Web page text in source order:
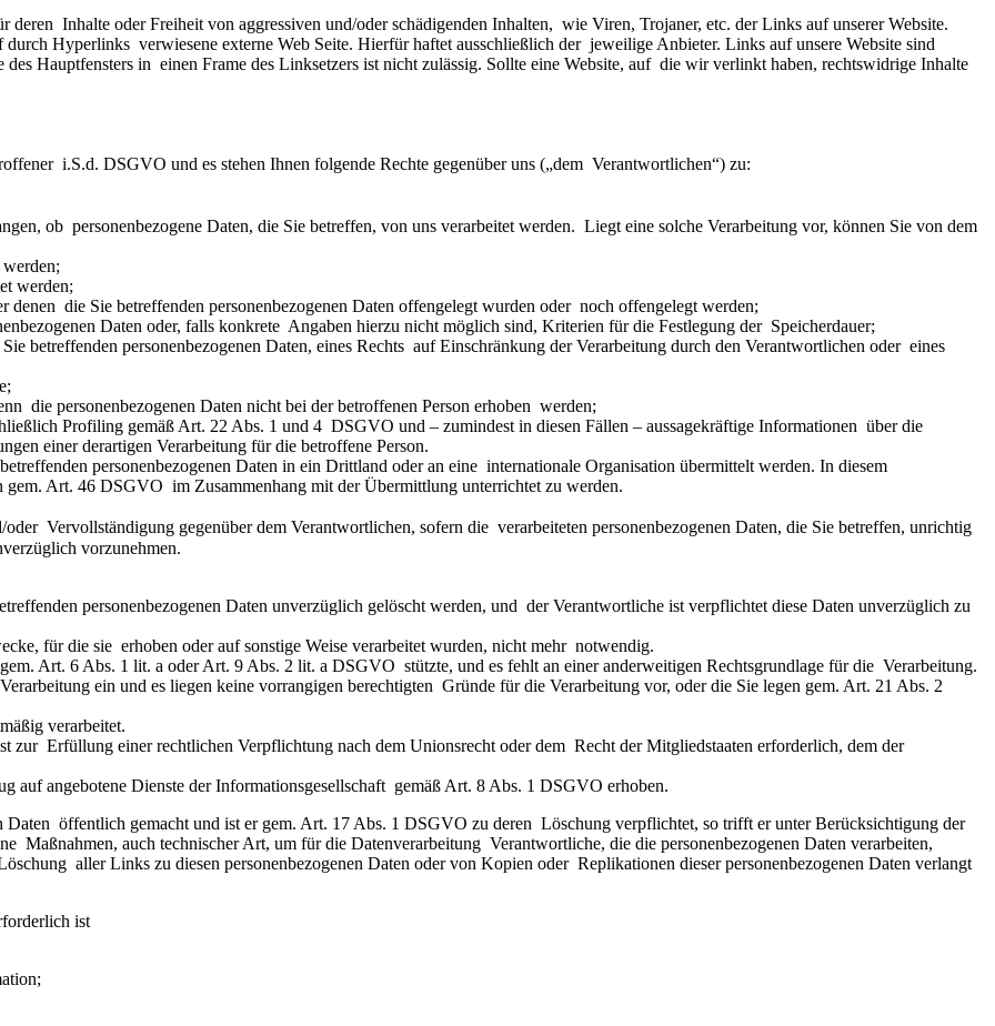
Inhalte oder Freiheit von aggressiven und/oder schädigenden Inhalten,  wie Viren, Trojaner, etc. der Links auf unserer Website.
Hyperlinks  verwiesene externe Web Seite. Hierfür haftet ausschließlich der  jeweilige Anbieter. Links auf unsere Website sind
Hauptfensters in  einen Frame des Linksetzers ist nicht zulässig. Sollte eine Website, auf  die wir verlinkt haben, rechtswidrige Inhalte
i.S.d. DSGVO und es stehen Ihnen folgende Rechte gegenüber uns („dem  Verantwortlichen“) zu:
ob  personenbezogene Daten, die Sie betreffen, von uns verarbeitet werden.  Liegt eine solche Verarbeitung vor, können Sie von dem
werden;
die Sie betreffenden personenbezogenen Daten offengelegt wurden oder  noch offengelegt werden;
Daten oder, falls konkrete  Angaben hierzu nicht möglich sind, Kriterien für die Festlegung der  Speicherdauer;
betreffenden personenbezogenen Daten, eines Rechts  auf Einschränkung der Verarbeitung durch den Verantwortlichen oder  eines
die personenbezogenen Daten nicht bei der betroffenen Person erhoben  werden;
Profiling gemäß Art. 22 Abs. 1 und 4  DSGVO und – zumindest in diesen Fällen – aussagekräftige Informationen  über die
einer derartigen Verarbeitung für die betroffene Person.
personenbezogenen Daten in ein Drittland oder an eine  internationale Organisation übermittelt werden. In diesem
gem. Art. 46 DSGVO  im Zusammenhang mit der Übermittlung unterrichtet zu werden.
Vervollständigung gegenüber dem Verantwortlichen, sofern die  verarbeiteten personenbezogenen Daten, die Sie betreffen, unrichtig
vorzunehmen.
personenbezogenen Daten unverzüglich gelöscht werden, und  der Verantwortliche ist verpflichtet diese Daten unverzüglich zu
für die sie  erhoben oder auf sonstige Weise verarbeitet wurden, nicht mehr  notwendig.
Art. 6 Abs. 1 lit. a oder Art. 9 Abs. 2 lit. a DSGVO  stützte, und es fehlt an einer anderweitigen Rechtsgrundlage für die  Verarbeitung.
ein und es liegen keine vorrangigen berechtigten  Gründe für die Verarbeitung vor, oder die Sie legen gem. Art. 21 Abs. 2
verarbeitet.
Erfüllung einer rechtlichen Verpflichtung nach dem Unionsrecht oder dem  Recht der Mitgliedstaaten erforderlich, dem der
auf angebotene Dienste der Informationsgesellschaft  gemäß Art. 8 Abs. 1 DSGVO erhoben.
Daten  öffentlich gemacht und ist er gem. Art. 17 Abs. 1 DSGVO zu deren  Löschung verpflichtet, so trifft er unter Berücksichtigung der
Maßnahmen, auch technischer Art, um für die Datenverarbeitung  Verantwortliche, die die personenbezogenen Daten verarbeiten,
aller Links zu diesen personenbezogenen Daten oder von Kopien oder  Replikationen dieser personenbezogenen Daten verlangt
ist